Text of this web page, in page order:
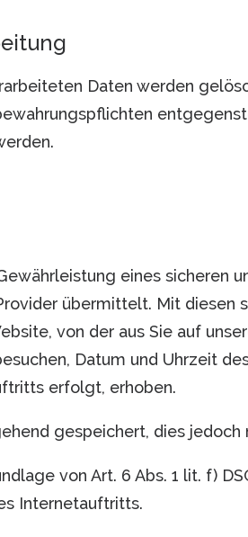
Daten werden
eines
übermittelt. Mit diesen
von der aus Sie auf
Datum und Uhrzeit
erfolgt, erhoben.
gespeichert, dies
von Art. 6 Abs. 1 lit. f)
Internetauftritts.